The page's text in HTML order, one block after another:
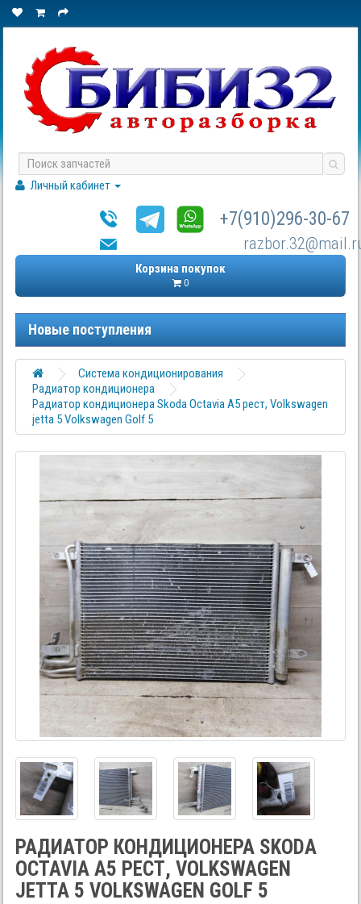
Личный кабинет
+7(910)296-30-67
Корзина покупок
0
Новые поступления
Система кондиционирования
Радиатор кондиционера
Радиатор кондиционера Skoda Octavia A5 рест, Volkswagen
jetta 5 Volkswagen Golf 5
РАДИАТОР КОНДИЦИОНЕРА SKODA
OCTAVIA A5 РЕСТ, VOLKSWAGEN
JETTA 5 VOLKSWAGEN GOLF 5